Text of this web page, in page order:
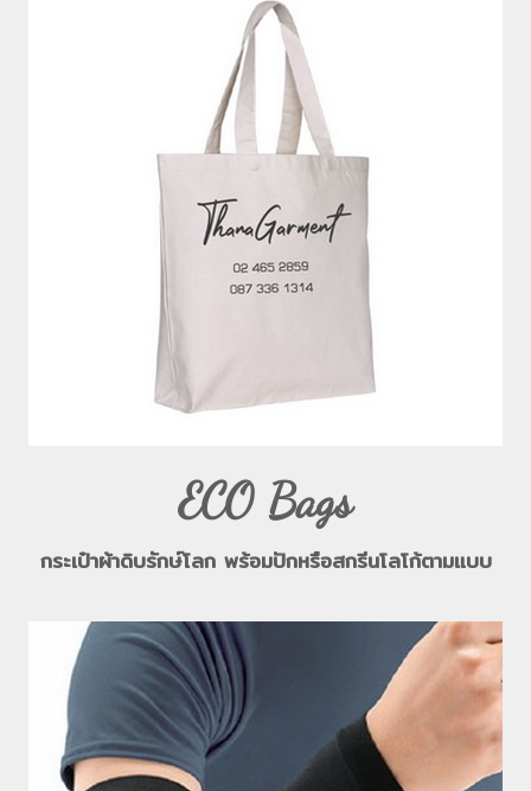
ECO Bags
กระเป๋าผ้าดิบรักษ์โลก พร้อมปักหรือสกรีนโลโก้ตามแบบ